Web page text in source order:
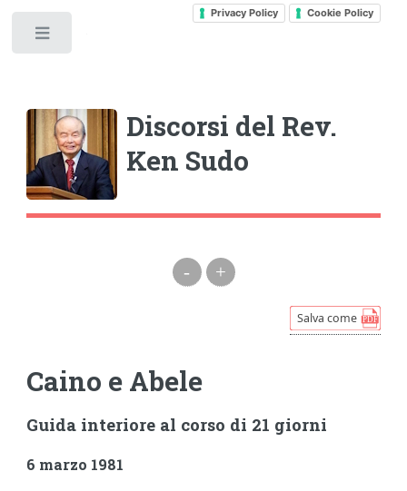
Privacy Policy Cookie Policy
Discorsi del Rev.
Ken Sudo
- +
Caino e Abele
Guida interiore al corso di 21 giorni
6 marzo 1981